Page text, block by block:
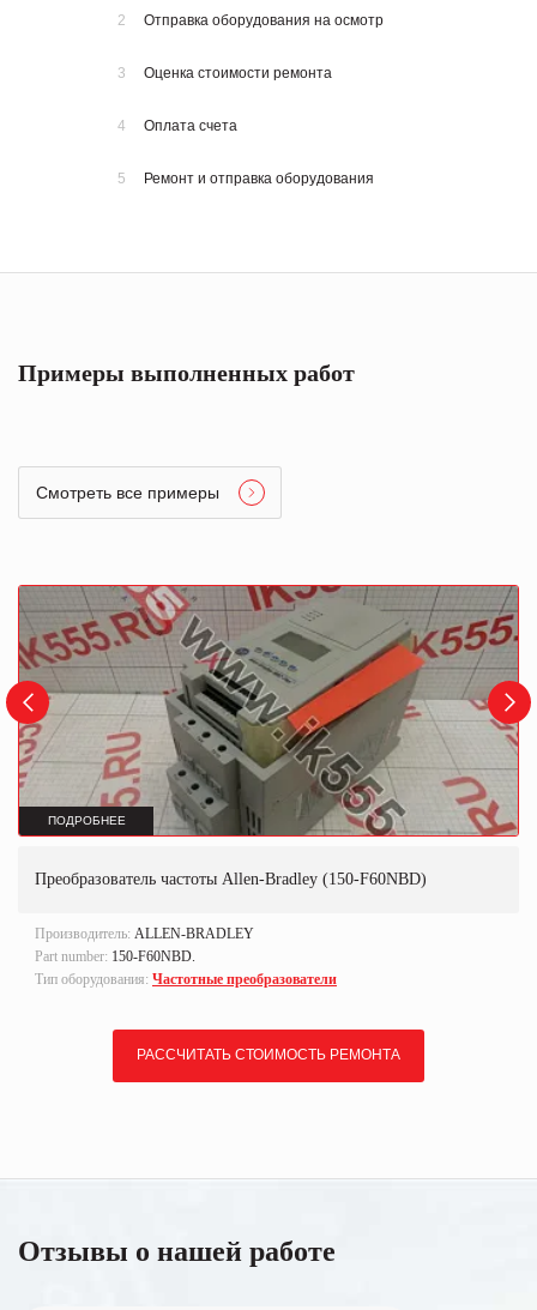
2 Отправка оборудования на осмотр
3 Оценка стоимости ремонта
4 Оплата счета
5 Ремонт и отправка оборудования
Примеры выполненных работ
Смотреть все примеры
ПОДРОБНЕЕ
Преобразователь частоты Allen-Bradley (150-F60NBD)
Производитель: ALLEN-BRADLEY
Part number: 150-F60NBD.
Тип оборудования: Частотные преобразователи
РАССЧИТАТЬ СТОИМОСТЬ РЕМОНТА
Отзывы о нашей работе